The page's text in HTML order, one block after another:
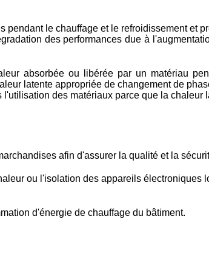
le chauffage et le refroidissement et
des performances due à
absorbée ou libérée par un matériau
latente appropriée de changement de
des matériaux parce que la chaleur
afin d'assurer la qualité et la
ou l'isolation des appareils électroniques
d'énergie de chauffage du bâtiment.